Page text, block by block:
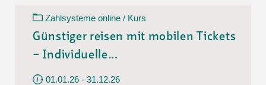
Zahlsysteme online / Kurs
Günstiger reisen mit mobilen Tickets
– Individuelle...
01.01.26 - 31.12.26